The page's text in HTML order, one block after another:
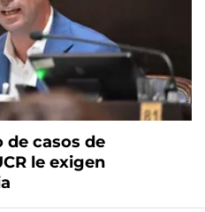
casos de
le exigen